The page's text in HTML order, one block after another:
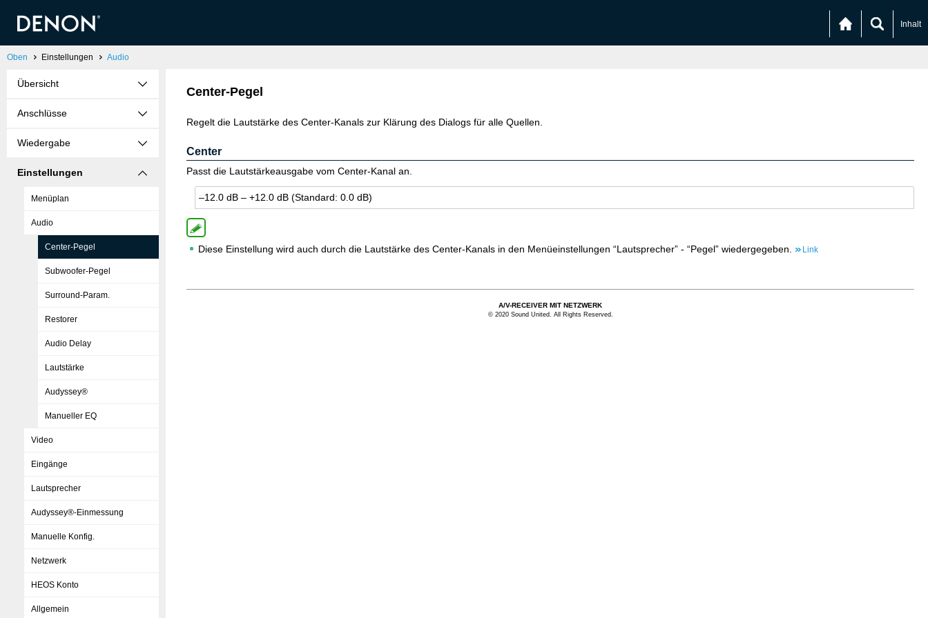
Inhalt
Oben Einstellungen Audio
Übersicht
Anschlüsse
Wiedergabe
Einstellungen
Menüplan
Audio
Center-Pegel
Subwoofer-Pegel
Surround-Param.
Restorer
Audio Delay
Lautstärke
Audyssey®
Manueller EQ
Video
Eingänge
Lautsprecher
Audyssey®-Einmessung
Manuelle Konfig.
Netzwerk
HEOS Konto
Allgemein
Center-Pegel
Regelt die Lautstärke des Center-Kanals zur Klärung des Dialogs für alle Quellen.
Center
Passt die Lautstärkeausgabe vom Center-Kanal an.
–12.0 dB – +12.0 dB (Stan­dard: 0.0 dB)
Diese Einstellung wird auch durch die Lautstärke des Center-Kanals in den Menüeinstellungen “Lautsprecher” - “Pegel” wiedergegeben. Link
A/V-RECEIVER MIT NETZWERK
© 2020 Sound United. All Rights Reserved.